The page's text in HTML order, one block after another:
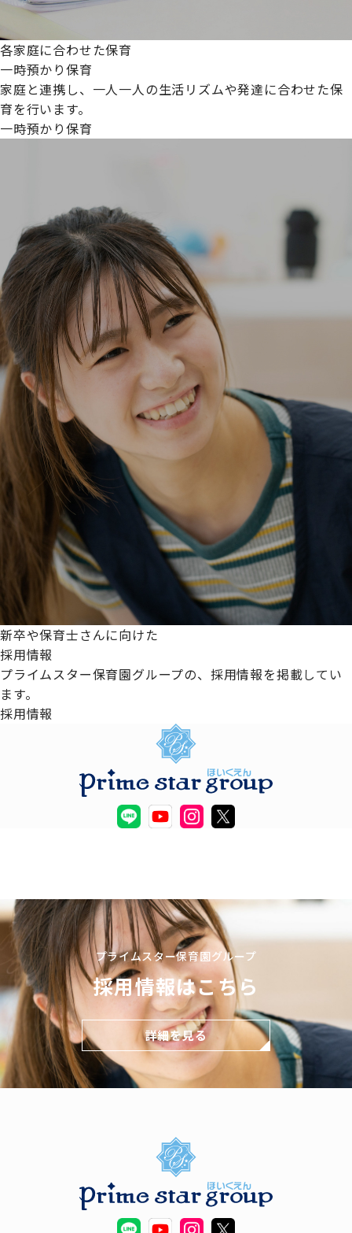
各家庭に合わせた保育
一時預かり保育
家庭と連携し、一人一人の生活リズムや発達に合わせた保
育を行います。
一時預かり保育
新卒や保育士さんに向けた
採用情報
プライムスター保育園グループの、採用情報を掲載してい
ます。
採用情報
プライムスター保育園グループ
採用情報はこちら
詳細を見る